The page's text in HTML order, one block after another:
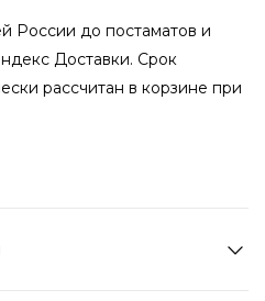
России до постаматов и
Доставки. Срок
рассчитан в корзине при